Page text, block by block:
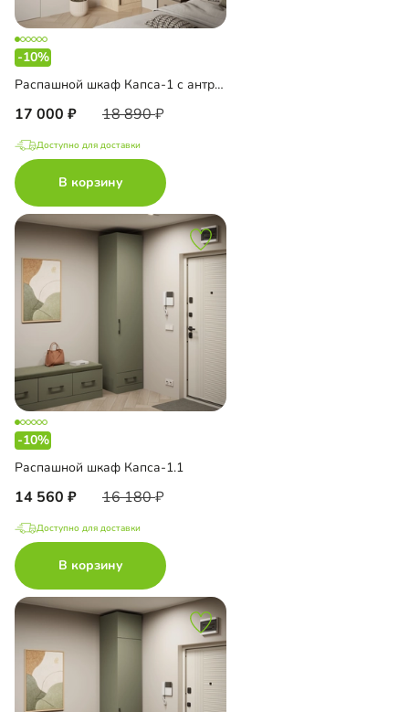
-10%
Распашной шкаф Капса-1 с антресолью
17 000 18 890
Доступно для доставки
В корзину
-10%
Распашной шкаф Капса-1.1
14 560 16 180
Доступно для доставки
В корзину